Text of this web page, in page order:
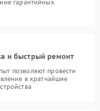
гарантийных
и быстрый ремонт
позволяют провести
в кратчайшие